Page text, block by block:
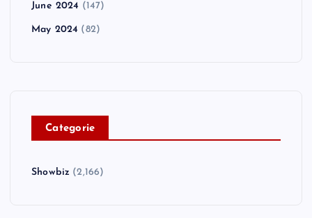
June 2024 (147)
May 2024 (82)
Categorie
Showbiz (2,166)